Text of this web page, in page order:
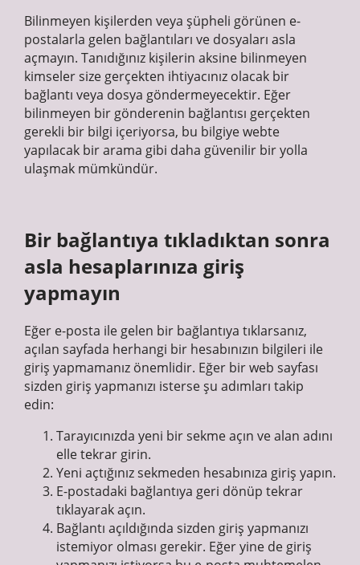
Bilinmeyen kişilerden veya şüpheli görünen e-
postalarla gelen bağlantıları ve dosyaları asla
açmayın. Tanıdığınız kişilerin aksine bilinmeyen
kimseler size gerçekten ihtiyacınız olacak bir
bağlantı veya dosya göndermeyecektir. Eğer
bilinmeyen bir gönderenin bağlantısı gerçekten
gerekli bir bilgi içeriyorsa, bu bilgiye webte
yapılacak bir arama gibi daha güvenilir bir yolla
ulaşmak mümkündür.
Bir bağlantıya tıkladıktan sonra
asla hesaplarınıza giriş
yapmayın
Eğer e-posta ile gelen bir bağlantıya tıklarsanız,
açılan sayfada herhangi bir hesabınızın bilgileri ile
giriş yapmamanız önemlidir. Eğer bir web sayfası
sizden giriş yapmanızı isterse şu adımları takip
edin:
Tarayıcınızda yeni bir sekme açın ve alan adını
elle tekrar girin.
Yeni açtığınız sekmeden hesabınıza giriş yapın.
E-postadaki bağlantıya geri dönüp tekrar
tıklayarak açın.
Bağlantı açıldığında sizden giriş yapmanızı
istemiyor olması gerekir. Eğer yine de giriş